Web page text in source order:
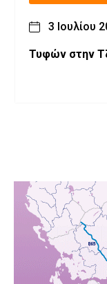
3 Ιουλίου
Τυφών στην